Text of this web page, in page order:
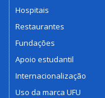
Hospitais
Restaurantes
Fundações
Apoio estudantil
Internacionalização
Uso da marca UFU